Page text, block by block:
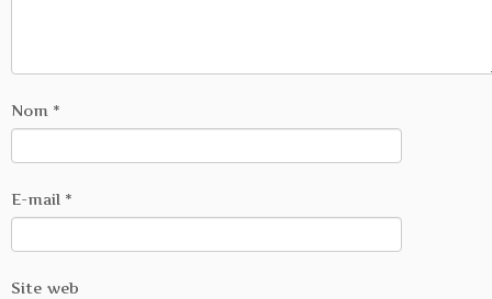
Nom *
E-mail *
Site web